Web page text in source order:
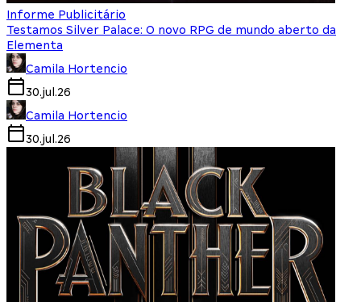
Informe Publicitário
Testamos Silver Palace: O novo RPG de mundo aberto da
Elementa
Camila Hortencio
30.jul.26
Camila Hortencio
30.jul.26